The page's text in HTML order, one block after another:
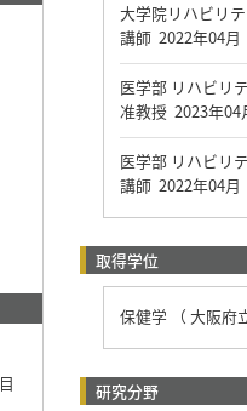
大学院リハビリ
講師 2022年04月
医学部 リハビリ
准教授 2023年04
医学部 リハビリ
講師 2022年04月
取得学位
保健学 （ 大阪府
研究分野